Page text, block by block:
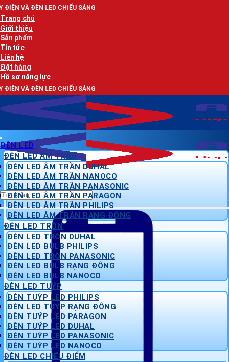
Bỏ
qua
nội
dung
SÁNG
Trang chủ
Giới thiệu
Sản phẩm
Tin tức
Liên hệ
Đặt hàng
Hồ sơ năng lực
SÁNG
Tìm
kiếm:
ĐÈN LED
ĐÈN LED ÂM TRẦN
ĐÈN LED ÂM TRẦN DUHAL
ĐÈN LED ÂM TRẦN NANOCO
ĐÈN LED ÂM TRẦN PANASONIC
ĐÈN LED ÂM TRẦN PARAGON
ĐÈN LED ÂM TRẦN PHILIPS
ĐÈN LED ÂM TRẦN RẠNG ĐÔNG
ĐÈN LED TRÒN
ĐÈN LED TRÒN DUHAL
ĐÈN LED BULB PHILIPS
ĐÈN LED TRÒN PANASONIC
ĐÈN LED BULB RẠNG ĐÔNG
ĐÈN LED BULB NANOCO
ĐÈN LED TUÝP
ĐÈN TUÝP LED PHILIPS
ĐÈN LED TUÝP RẠNG ĐÔNG
ĐÈN TUÝP LED PARAGON
ĐÈN TUÝP LED DUHAL
ĐÈN TUÝP LED PANASONIC
ĐÈN TUÝP LED NANOCO
ĐÈN LED CHIẾU ĐIỂM